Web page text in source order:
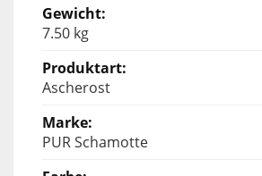
7.50 kg
Ascherost
PUR Schamotte